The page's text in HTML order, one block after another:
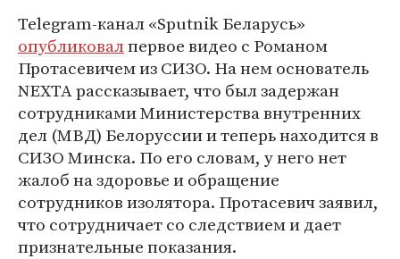
Telegram-канал «Sputnik Беларусь»
опубликовалпервое видео c Романом
Протасевичем из СИЗО. На нем основатель
NEXTA рассказывает, что был задержан
сотрудниками Министерства внутренних
дел (МВД) Белоруссии и теперь находится в
СИЗО Минска. По его словам, у него нет
жалоб на здоровье и обращение
сотрудников изолятора. Протасевич заявил,
что сотрудничает со следствием и дает
признательные показания.